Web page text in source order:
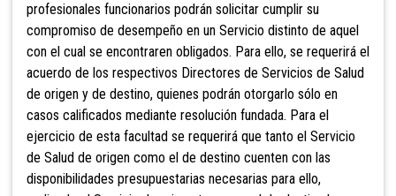
profesionales funcionarios podrán solicitar cumplir su
compromiso de desempeño en un Servicio distinto de aquel
con el cual se encontraren obligados. Para ello, se requerirá el
acuerdo de los respectivos Directores de Servicios de Salud
de origen y de destino, quienes podrán otorgarlo sólo en
casos calificados mediante resolución fundada. Para el
ejercicio de esta facultad se requerirá que tanto el Servicio
de Salud de origen como el de destino cuenten con las
disponibilidades presupuestarias necesarias para ello,